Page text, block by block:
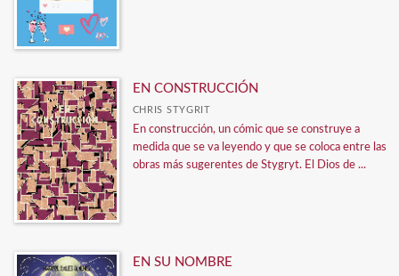
EN CONSTRUCCIÓN
CHRIS STYGRIT
En construcción, un cómic que se construye a
medida que se va leyendo y que se coloca entre las
obras más sugerentes de Stygryt. El Dios de ...
EN SU NOMBRE